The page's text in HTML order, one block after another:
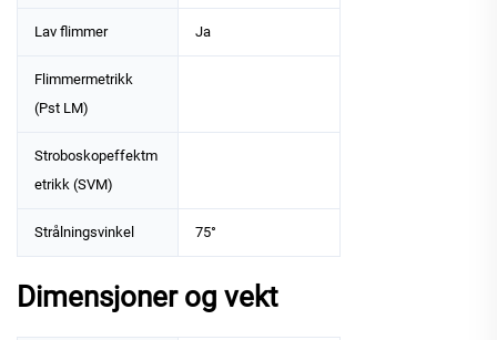
Lav flimmer Ja
Flimmermetrikk
(Pst LM)
Stroboskopeffektm
etrikk (SVM)
Strålningsvinkel 75°
Dimensjoner og vekt